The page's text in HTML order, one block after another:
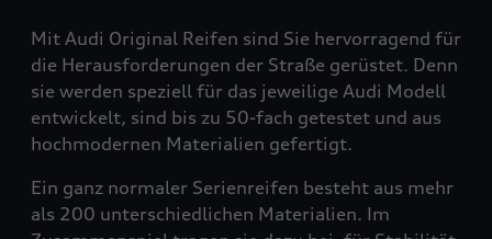
Mit Audi Original Reifen sind Sie hervorragend für
die Herausforderungen der Straße gerüstet. Denn
sie werden speziell für das jeweilige Audi Modell
entwickelt, sind bis zu 50-fach getestet und aus
hochmodernen Materialien gefertigt.
Ein ganz normaler Serienreifen besteht aus mehr
als 200 unterschiedlichen Materialien. Im